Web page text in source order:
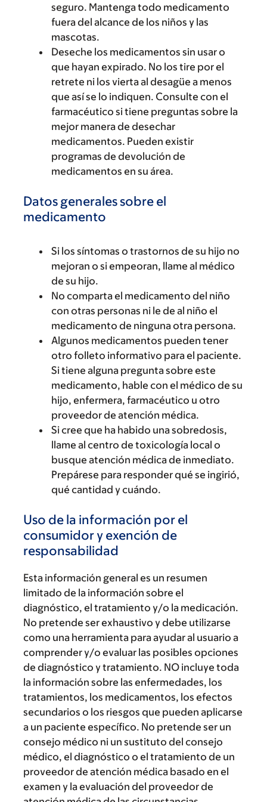
seguro. Mantenga todo medicamento
fuera del alcance de los niños y las
mascotas.
Deseche los medicamentos sin usar o
que hayan expirado. No los tire por el
retrete ni los vierta al desagüe a menos
que así se lo indiquen. Consulte con el
farmacéutico si tiene preguntas sobre la
mejor manera de desechar
medicamentos. Pueden existir
programas de devolución de
medicamentos en su área.
Datos generales sobre el
medicamento
Si los síntomas o trastornos de su hijo no
mejoran o si empeoran, llame al médico
de su hijo.
No comparta el medicamento del niño
con otras personas ni le de al niño el
medicamento de ninguna otra persona.
Algunos medicamentos pueden tener
otro folleto informativo para el paciente.
Si tiene alguna pregunta sobre este
medicamento, hable con el médico de su
hijo, enfermera, farmacéutico u otro
proveedor de atención médica.
Si cree que ha habido una sobredosis,
llame al centro de toxicología local o
busque atención médica de inmediato.
Prepárese para responder qué se ingirió,
qué cantidad y cuándo.
Uso de la información por el
consumidor y exención de
responsabilidad
Esta información general es un resumen
limitado de la información sobre el
diagnóstico, el tratamiento y/o la medicación.
No pretende ser exhaustivo y debe utilizarse
como una herramienta para ayudar al usuario a
comprender y/o evaluar las posibles opciones
de diagnóstico y tratamiento. NO incluye toda
la información sobre las enfermedades, los
tratamientos, los medicamentos, los efectos
secundarios o los riesgos que pueden aplicarse
a un paciente específico. No pretende ser un
consejo médico ni un sustituto del consejo
médico, el diagnóstico o el tratamiento de un
proveedor de atención médica basado en el
examen y la evaluación del proveedor de